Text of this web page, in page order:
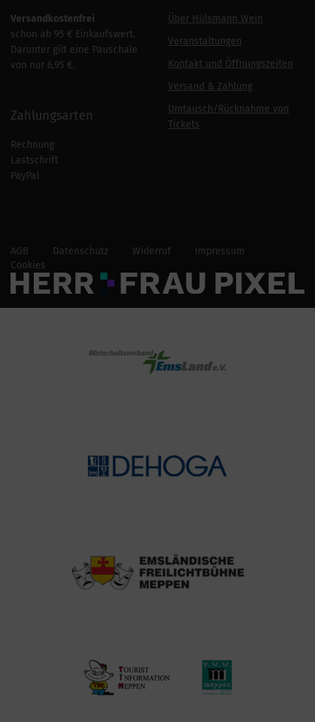
Versandkostenfrei
schon ab 95 € Einkaufswert.
Darunter gilt eine Pauschale
von nur 6,95 €.
Zahlungsarten
Rechnung
Lastschrift
PayPal
Über Hülsmann Wein
Veranstaltungen
Kontakt und Öffnungszeiten
Versand & Zahlung
Umtausch/Rücknahme von
Tickets
AGB Datenschutz Widerruf
Impressum
Cookies